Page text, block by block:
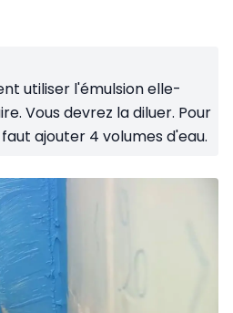
utiliser l'émulsion elle-
Vous devrez la diluer. Pour
ajouter 4 volumes d'eau.